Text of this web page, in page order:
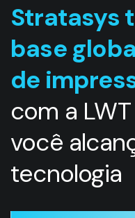
Stratasys
base
de
com a
você
tecnologia